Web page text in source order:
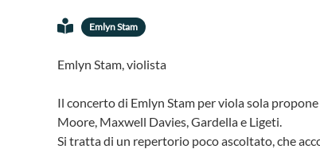
Emlyn Stam
Emlyn Stam, violista
Il concerto di Emlyn Stam per viola sola
Moore, Maxwell Davies, Gardella e Ligeti.
Si tratta di un repertorio poco ascoltato, che